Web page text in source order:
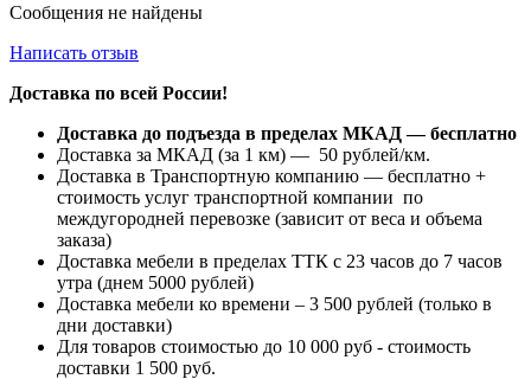
Сообщения не найдены
Написать отзыв
Доставка по всей России!
Доставка до подъезда в пределах МКАД — бесплатно
Доставка за МКАД (за 1 км) — 50 рублей/км.
Доставка в Транспортную компанию — бесплатно +
стоимость услуг транспортной компании по
междугородней перевозке (зависит от веса и объема
заказа)
Доставка мебели в пределах ТТК с 23 часов до 7 часов
утра (днем 5000 рублей)
Доставка мебели ко времени – 3 500 рублей (только в
дни доставки)
Для товаров стоимостью до 10 000 руб - стоимость
доставки 1 500 руб.